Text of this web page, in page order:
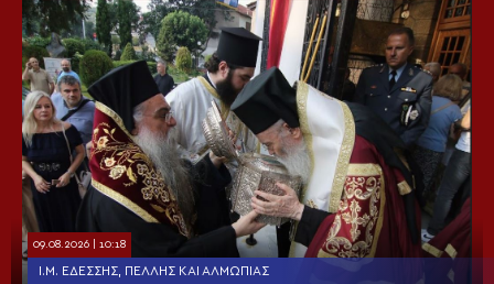
09.08.2026 | 10:18
Ι.Μ. ΕΔΈΣΣΗΣ, ΠΈΛΛΗΣ ΚΑΙ ΑΛΜΩΠΊΑΣ